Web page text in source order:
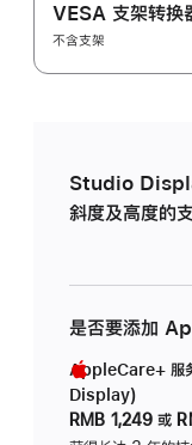
VESA 支架转换
不含支架
Studio
斜度及高度的
是否要添加
AppleCare+ 服
Display)
RMB 1,249 或